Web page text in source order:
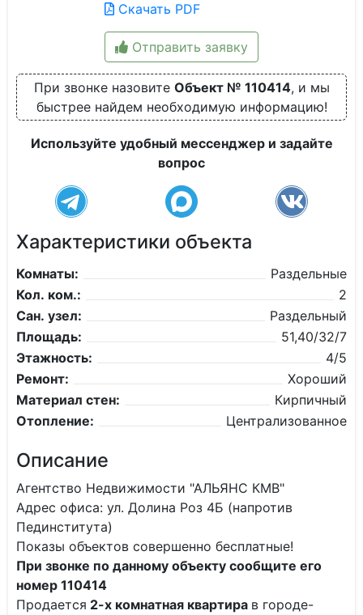
Скачать PDF
Отправить заявку
При звонке назовите Объект № 110414, и мы
быстрее найдем необходимую информацию!
Используйте удобный мессенджер и задайте
вопрос
Характеристики объекта
Комнаты:
Раздельные
Кол. ком.:
2
Сан. узел:
Раздельный
Площадь:
51,40/32/7
Этажность:
4/5
Ремонт:
Хороший
Материал стен:
Кирпичный
Отопление:
Централизованное
Описание
Агентство Недвижимости "АЛЬЯНС КМВ"
Адрес офиса: ул. Долина Роз 4Б (напротив
Пединститута)
Показы объектов совершенно бесплатные!
При звонке по данному объекту сообщите его
номер 110414
Продается 2-х комнатная квартира в городе-